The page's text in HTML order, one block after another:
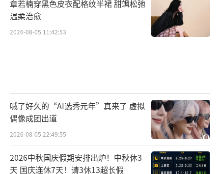
章若楠穿黑色皮衣配格纹半裙 甜飒松弛
温柔治愈
2026-08-05 11:42:53
喊了好久的“AI选秀元年”真来了 虚拟
偶像成团出道
2026-08-05 22:49:55
2026中秋国庆假期安排出炉！中秋休3
天 国庆连休7天！请3休13超长假